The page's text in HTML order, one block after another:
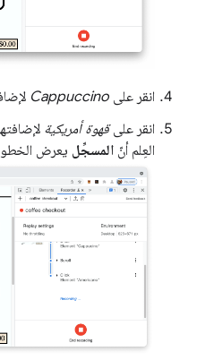
انقر على Cappuccino
انقر علىقهوة أمريكية
العِلم أنّ المسجِّل يعرض